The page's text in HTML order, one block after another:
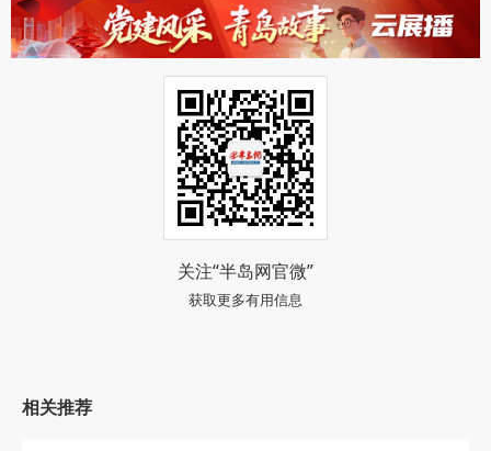
关注“半岛网官微”
获取更多有用信息
相关推荐